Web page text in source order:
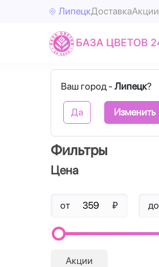
ЛипецкДоставкаАкции
Ваш город - Липецк?
Да Изменить
101 роза
Фильтры
Цена
от ₽ до
Акции